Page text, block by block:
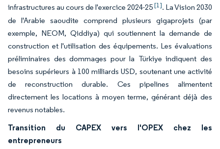
infrastructures au cours de l'exercice 2024-25[1]. La Vision 2030
de l'Arabie saoudite comprend plusieurs gigaprojets (par
exemple, NEOM, Qiddiya) qui soutiennent la demande de
construction et l'utilisation des équipements. Les évaluations
préliminaires des dommages pour la Türkiye indiquent des
besoins supérieurs à 100 milliards USD, soutenant une activité
de reconstruction durable. Ces pipelines alimentent
directement les locations à moyen terme, générant déjà des
revenus notables.
Transition du CAPEX vers l'OPEX chez les
entrepreneurs